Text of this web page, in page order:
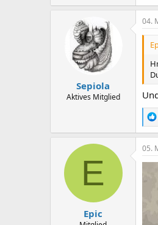
Sepiola
Aktives Mitglied
04.
E
Epic
05.